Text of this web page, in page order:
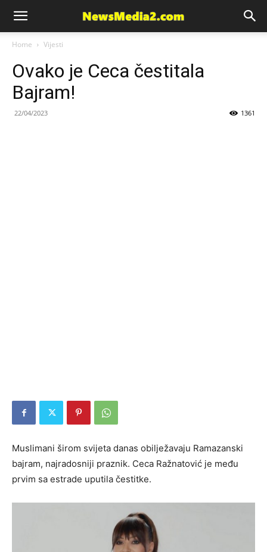
News
Media
Home Vijesti
Ovako je Ceca čestitala
Bajram!
22/04/2023 1361
Muslimani širom svijeta danas obilježavaju Ramazanski
bajram, najradosniji praznik. Ceca Ražnatović je među
prvim sa estrade uputila čestitke.